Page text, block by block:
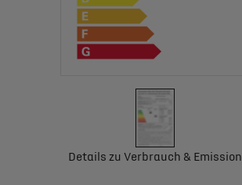
Details zu Verbrauch & Emission